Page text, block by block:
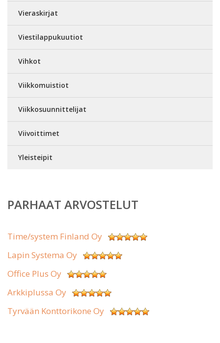
Vieraskirjat
Viestilappukuutiot
Vihkot
Viikkomuistiot
Viikkosuunnittelijat
Viivoittimet
Yleisteipit
PARHAAT ARVOSTELUT
Time/system Finland Oy
Lapin Systema Oy
Office Plus Oy
Arkkiplussa Oy
Tyrvään Konttorikone Oy